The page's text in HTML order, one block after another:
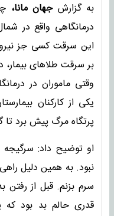
به گزارش جهان مانا،
درمانگاهی واقع در
این سرقت کسی جز
بر سرقت طلاهای بیمار،
وقتی ماموران در
یکی از کارکنان
پرتگاه مرگ پیش برد
او توضیح داد:
نبود. به همین دلیل
سرم بزنم. قبل از رفتن
قدری حالم بد بود